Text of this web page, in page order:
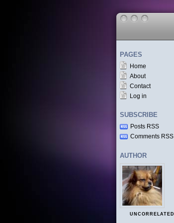
PAGES
Home
About
Contact
Log in
SUBSCRIBE
Posts RSS
Comments RSS
AUTHOR
UNCORRELATED